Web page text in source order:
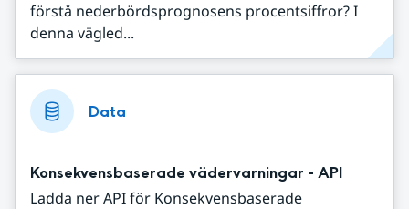
förstå nederbördsprognosens procentsiffror? I
denna vägled...
Data
Konsekvensbaserade vädervarningar - API
Ladda ner API för Konsekvensbaserade